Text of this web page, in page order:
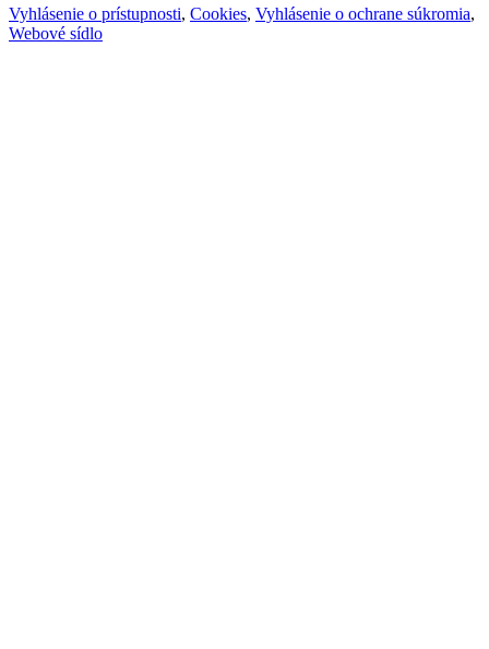
Vyhlásenie o prístupnosti, Cookies, Vyhlásenie o ochrane súkromia,
Webové sídlo